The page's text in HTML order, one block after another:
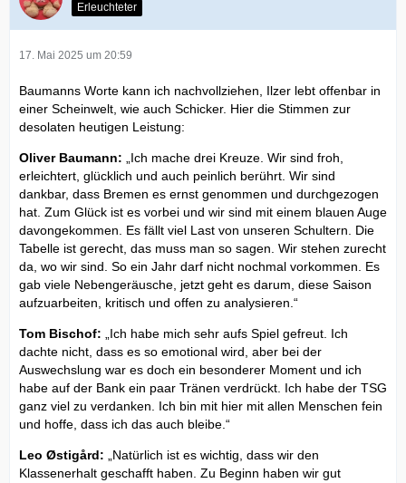
Erleuchteter
17. Mai 2025 um 20:59
Baumanns Worte kann ich nachvollziehen, Ilzer lebt offenbar in
einer Scheinwelt, wie auch Schicker. Hier die Stimmen zur
desolaten heutigen Leistung:
Oliver Baumann: „Ich mache drei Kreuze. Wir sind froh,
erleichtert, glücklich und auch peinlich berührt. Wir sind
dankbar, dass Bremen es ernst genommen und durchgezogen
hat. Zum Glück ist es vorbei und wir sind mit einem blauen Auge
davongekommen. Es fällt viel Last von unseren Schultern. Die
Tabelle ist gerecht, das muss man so sagen. Wir stehen zurecht
da, wo wir sind. So ein Jahr darf nicht nochmal vorkommen. Es
gab viele Nebengeräusche, jetzt geht es darum, diese Saison
aufzuarbeiten, kritisch und offen zu analysieren.“
Tom Bischof: „Ich habe mich sehr aufs Spiel gefreut. Ich
dachte nicht, dass es so emotional wird, aber bei der
Auswechslung war es doch ein besonderer Moment und ich
habe auf der Bank ein paar Tränen verdrückt. Ich habe der TSG
ganz viel zu verdanken. Ich bin mit hier mit allen Menschen fein
und hoffe, dass ich das auch bleibe.“
Leo Østigård: „Natürlich ist es wichtig, dass wir den
Klassenerhalt geschafft haben. Zu Beginn haben wir gut